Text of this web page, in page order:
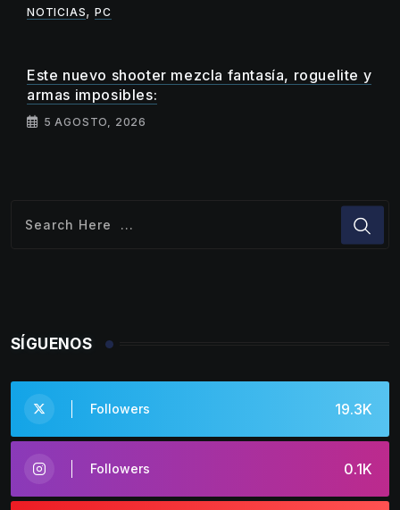
NOTICIAS,PC
Este nuevo shooter mezcla fantasía, roguelite y
armas imposibles:
5 AGOSTO, 2026
SÍGUENOS
19.3K
Followers
0.1K
Followers